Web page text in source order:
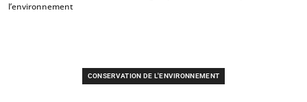
l’environnement
CONSERVATION DE L'ENVIRONNEMENT